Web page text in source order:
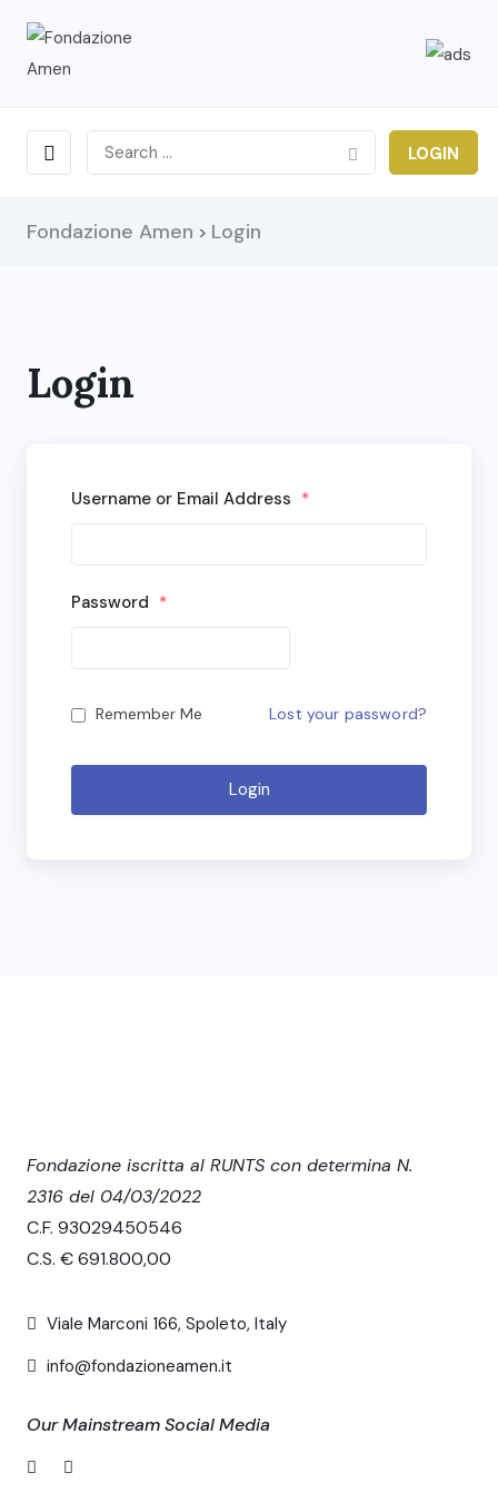
LOGIN
Fondazione Amen > Login
Login
Username or Email Address *
Password *
Remember Me Lost your password?
Login
Fondazione iscritta al RUNTS con determina N.
2316 del 04/03/2022
C.F. 93029450546
C.S. € 691.800,00
Viale Marconi 166, Spoleto, Italy
info@fondazioneamen.it
Our Mainstream Social Media